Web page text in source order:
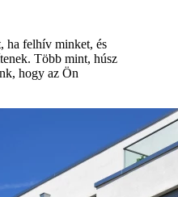
ha felhív minket, és
Több mint, húsz
hogy az Ön